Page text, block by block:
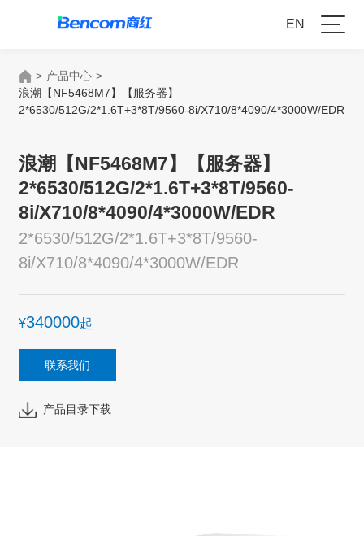
EN
> 产品中心 >
浪潮【NF5468M7】【服务器】
2*6530/512G/2*1.6T+3*8T/9560-8i/X710/8*4090/4*3000W/EDR
浪潮【NF5468M7】【服务器】
2*6530/512G/2*1.6T+3*8T/9560-
8i/X710/8*4090/4*3000W/EDR
2*6530/512G/2*1.6T+3*8T/9560-
8i/X710/8*4090/4*3000W/EDR
¥340000起
联系我们
产品目录下载